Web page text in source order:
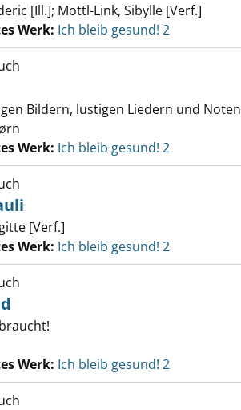
[Ill.]; Mottl-Link, Sibylle [Verf.]
Werk: Ich bleib gesund! 2
Bildern, lustigen Liedern und Noten
Werk: Ich bleib gesund! 2
[Verf.]
Werk: Ich bleib gesund! 2
Werk: Ich bleib gesund! 2